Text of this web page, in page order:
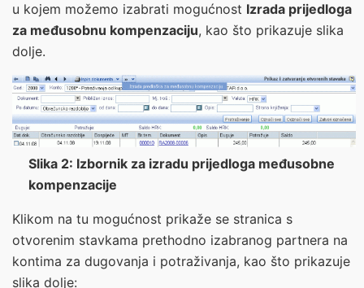
u kojem možemo izabrati mogućnost Izrada prijedloga
za međusobnu kompenzaciju, kao što prikazuje slika
dolje.
Slika 2: Izbornik za izradu prijedloga međusobne
kompenzacije
Klikom na tu mogućnost prikaže se stranica s
otvorenim stavkama prethodno izabranog partnera na
kontima za dugovanja i potraživanja, kao što prikazuje
slika dolje: